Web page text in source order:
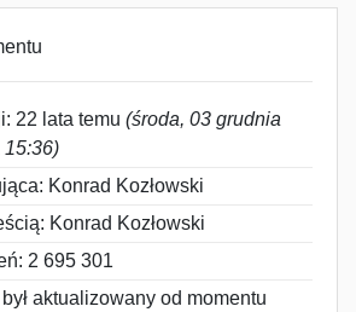
22 lata temu (środa, 03 grudnia
15:36)
Konrad Kozłowski
Konrad Kozłowski
2 695 301
aktualizowany od momentu